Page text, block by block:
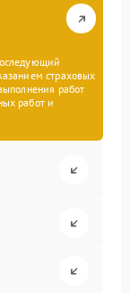
страховых
работ
работ и